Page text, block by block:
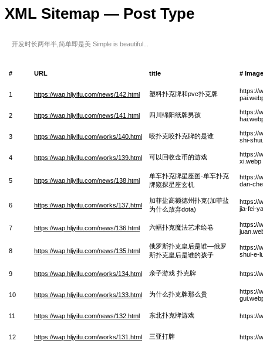
XML Sitemap — Post Type
开发时长两年半,简单即是美 Simple is beautiful...
# URL title #
1 https://wap.hljyifu.com/news/142.html 塑料扑克牌和pvc扑克牌
https://
2 https://wap.hljyifu.com/news/141.html 四川绵阳纸牌男孩
https://
3 https://wap.hljyifu.com/works/140.html 咬扑克咬扑克牌的是谁
https://
shi-
4 https://wap.hljyifu.com/works/139.html 可以回收金币的游戏
https://
xi.webp
5 https://wap.hljyifu.com/news/138.html
单车扑克牌星座图-单车扑克
牌窥探星座玄机
https://
dan-
6 https://wap.hljyifu.com/works/137.html
加菲盐高额德州扑克(加菲盐
为什么放弃dota)
https://
jia-fei-
7 https://wap.hljyifu.com/news/136.html 六幅扑克魔法艺术绘卷
https://
8 https://wap.hljyifu.com/news/135.html
俄罗斯扑克皇后是谁—俄罗
斯扑克皇后是谁的孩子
https://
shui-e-
9 https://wap.hljyifu.com/works/134.html 亲子游戏 扑克牌 https://
10 https://wap.hljyifu.com/works/133.html 为什么扑克牌那么贵
https://
11 https://wap.hljyifu.com/news/132.html 东北扑克牌游戏 https://
12 https://wap.hljyifu.com/works/131.html 三亚打牌 https://